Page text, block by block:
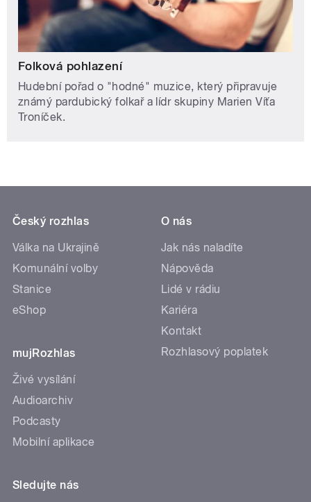
Folková pohlazení
Hudební pořad o "hodné" muzice, který připravuje
známý pardubický folkař a lídr skupiny Marien Víťa
Troníček.
Český rozhlas
Válka na Ukrajině
Komunální volby
Stanice
eShop
mujRozhlas
Živé vysílání
Audioarchiv
Podcasty
Mobilní aplikace
O nás
Jak nás naladíte
Nápověda
Lidé v rádiu
Kariéra
Kontakt
Rozhlasový poplatek
Sledujte nás